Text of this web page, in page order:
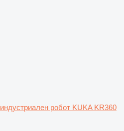
индустриален робот KUKA KR360